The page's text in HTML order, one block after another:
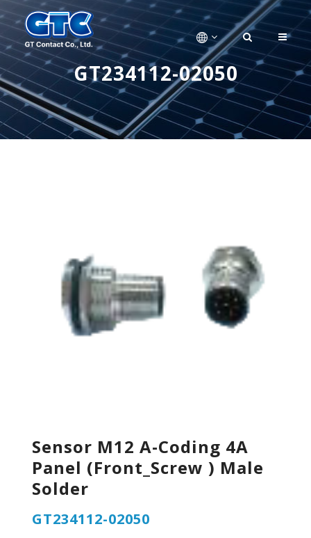
GT234112-02050
Sensor M12 A-Coding 4A
Panel (Front_Screw ) Male
Solder
GT234112-02050